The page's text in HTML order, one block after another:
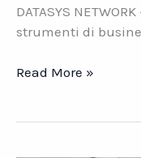
DATASYS
strumenti di
Power
Read More »